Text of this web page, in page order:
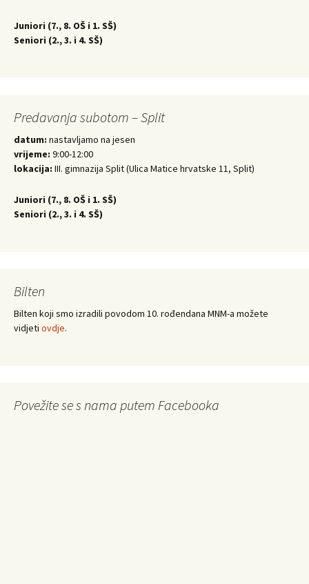
Juniori (7., 8. OŠ i 1. SŠ)
Seniori (2., 3. i 4. SŠ)
Predavanja subotom – Split
datum: nastavljamo na jesen
vrijeme: 9:00-12:00
lokacija: III. gimnazija Split (Ulica Matice hrvatske 11, Split)
Juniori (7., 8. OŠ i 1. SŠ)
Seniori (2., 3. i 4. SŠ)
Bilten
Bilten koji smo izradili povodom 10. rođendana MNM-a možete
vidjeti ovdje.
Povežite se s nama putem Facebooka